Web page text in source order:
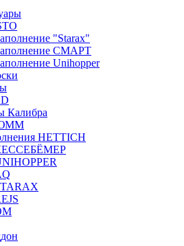
"Starax"
СМАРТ
Unihopper
Калибра
ЮММ
HETTICH
КЕССЕБЁМЕР